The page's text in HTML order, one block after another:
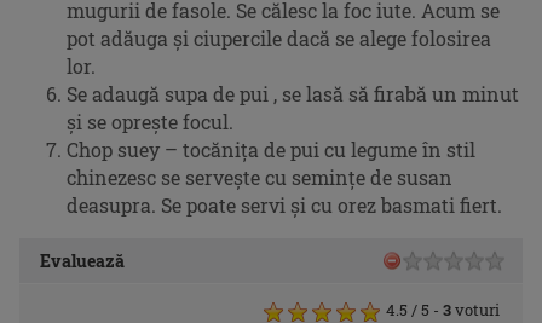
mugurii de fasole. Se călesc la foc iute. Acum se
pot adăuga și ciupercile dacă se alege folosirea
lor.
Se adaugă supa de pui , se lasă să firabă un minut
și se oprește focul.
Chop suey – tocănița de pui cu legume în stil
chinezesc se servește cu semințe de susan
deasupra. Se poate servi și cu orez basmati fiert.
Evaluează
4.5 / 5 - 3voturi